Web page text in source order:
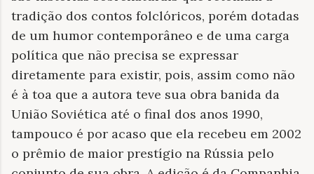
tradição dos contos folclóricos, porém dotadas
de um humor contemporâneo e de uma carga
política que não precisa se expressar
diretamente para existir, pois, assim como não
é à toa que a autora teve sua obra banida da
União Soviética até o final dos anos 1990,
tampouco é por acaso que ela recebeu em 2002
o prêmio de maior prestígio na Rússia pelo